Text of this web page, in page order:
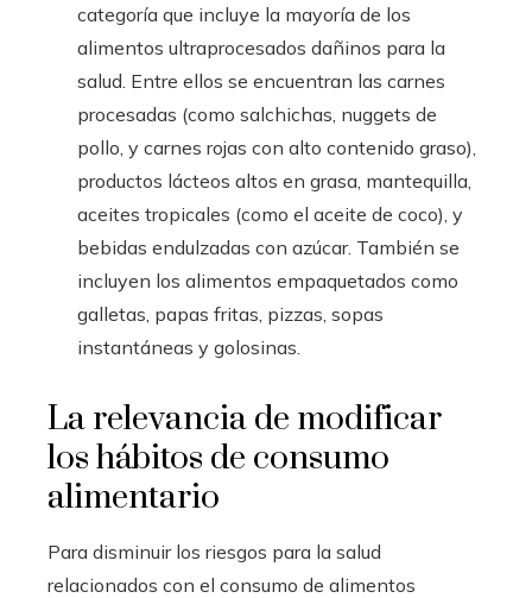
categoría que incluye la mayoría de los
alimentos ultraprocesados dañinos para la
salud. Entre ellos se encuentran las carnes
procesadas (como salchichas, nuggets de
pollo, y carnes rojas con alto contenido graso),
productos lácteos altos en grasa, mantequilla,
aceites tropicales (como el aceite de coco), y
bebidas endulzadas con azúcar. También se
incluyen los alimentos empaquetados como
galletas, papas fritas, pizzas, sopas
instantáneas y golosinas.
La relevancia de modificar
los hábitos de consumo
alimentario
Para disminuir los riesgos para la salud
relacionados con el consumo de alimentos